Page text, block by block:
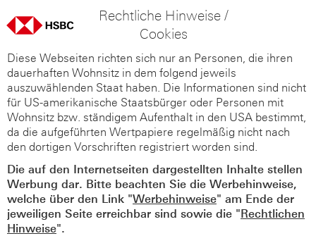
Rechtliche Hinweise /
Cookies
Diese Webseiten richten sich nur an Personen, die ihren
dauerhaften Wohnsitz in dem folgend jeweils
auszuwählenden Staat haben. Die Informationen sind nicht
für US-amerikanische Staatsbürger oder Personen mit
Wohnsitz bzw. ständigem Aufenthalt in den USA bestimmt,
da die aufgeführten Wertpapiere regelmäßig nicht nach
den dortigen Vorschriften registriert worden sind.
Die auf den Internetseiten dargestellten Inhalte stellen
Werbung dar. Bitte beachten Sie die Werbehinweise,
welche über den Link "Werbehinweise" am Ende der
jeweiligen Seite erreichbar sind sowie die "Rechtlichen
Hinweise".